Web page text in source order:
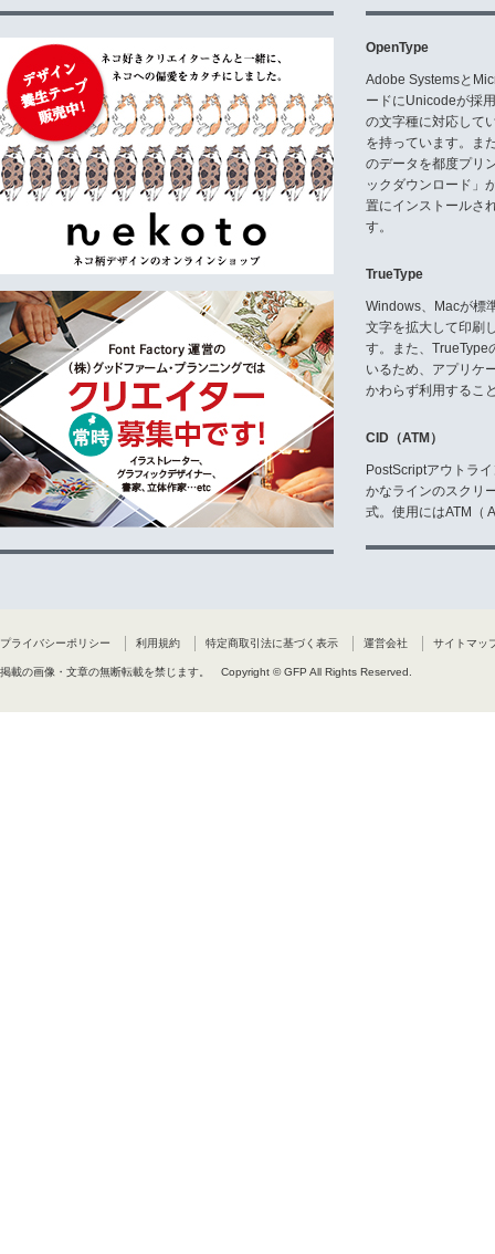
OpenType
Adobe Systemsと
ードにUnicodeが採
の文字種に対応して
を持っています。ま
のデータを都度プリ
ックダウンロード」
置にインストールさ
す。
TrueType
Windows、Macが標
文字を拡大して印刷
す。また、TrueType
いるため、アプリケ
かわらず利用するこ
CID（ATM）
PostScriptアウトラ
かなラインのスクリ
式。使用にはATM（
プライバシーポリシー 利用規約 特定商取引法に基づく表示 運営会社 サイトマッ
掲載の画像・文章の無断転載を禁じます。 Copyright © GFP All Rights Reserved.